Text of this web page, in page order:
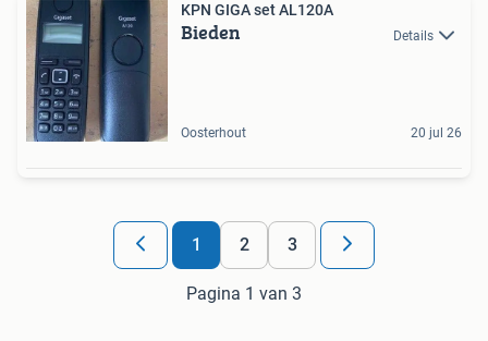
KPN GIGA set AL120A
Bieden Details
Oosterhout 20 jul 26
1 2 3
Pagina 1 van 3